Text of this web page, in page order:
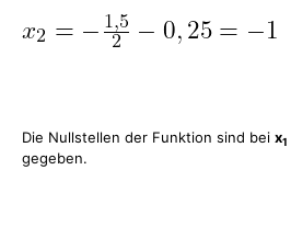
Die Nullstellen der Funktion sind bei x1
gegeben.